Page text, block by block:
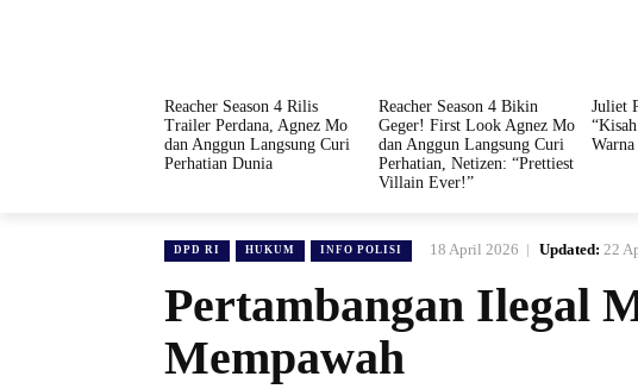
Reacher Season 4 Rilis
Trailer Perdana, Agnez Mo
dan Anggun Langsung Curi
Perhatian Dunia
Reacher Season 4 Bikin
Geger! First Look Agnez Mo
dan Anggun Langsung Curi
Perhatian, Netizen: “Prettiest
Villain Ever!”
Juliet
DPD RI HUKUM INFO POLISI 18 April 2026 Updated: 22
Pertambangan Ilegal
Mempawah